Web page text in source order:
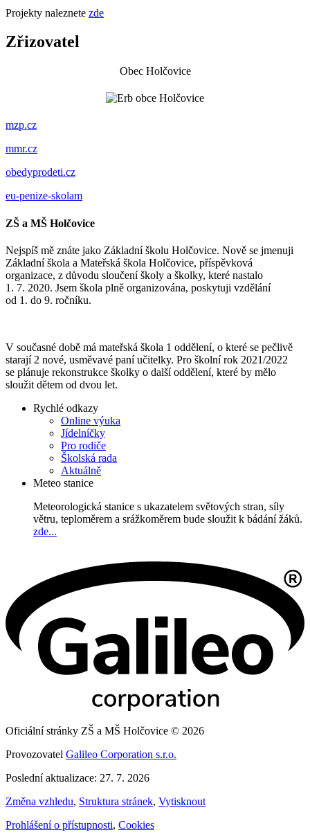
Projekty naleznete zde
Zřizovatel
Obec Holčovice
mzp.cz
mmr.cz
obedyprodeti.cz
eu-penize-skolam
ZŠ a MŠ Holčovice
Nejspíš mě znáte jako Základní školu Holčovice. Nově se jmenuji
Základní škola a Mateřská škola Holčovice, příspěvková
organizace, z důvodu sloučení školy a školky, které nastalo
1. 7. 2020. Jsem škola plně organizována, poskytuji vzdělání
od 1. do 9. ročníku.
V současné době má mateřská škola 1 oddělení, o které se pečlivě
starají 2 nové, usměvavé paní učitelky. Pro školní rok 2021/2022
se plánuje rekonstrukce školky o další oddělení, které by mělo
sloužit dětem od dvou let.
Rychlé odkazy
Online výuka
Jídelníčky
Pro rodiče
Školská rada
Aktuálně
Meteo stanice
Meteorologická stanice s ukazatelem světových stran, síly
větru, teploměrem a srážkoměrem bude sloužit k bádání žáků.
zde...
Oficiální stránky ZŠ a MŠ Holčovice © 2026
Provozovatel Galileo Corporation s.r.o.
Poslední aktualizace: 27. 7. 2026
Změna vzhledu, Struktura stránek, Vytisknout
Prohlášení o přístupnosti, Cookies